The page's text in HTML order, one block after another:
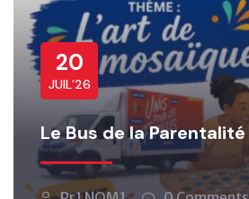
20
JUIL’26
Le Bus de la Parentalité